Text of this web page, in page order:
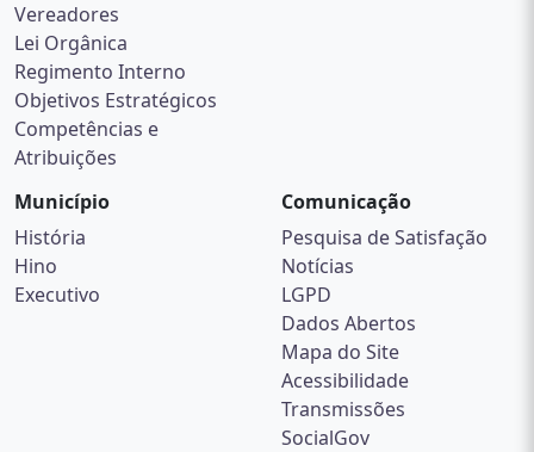
Vereadores
Lei Orgânica
Regimento Interno
Objetivos Estratégicos
Competências e
Atribuições
Município
História
Hino
Executivo
Comunicação
Pesquisa de Satisfação
Notícias
LGPD
Dados Abertos
Mapa do Site
Acessibilidade
Transmissões
SocialGov